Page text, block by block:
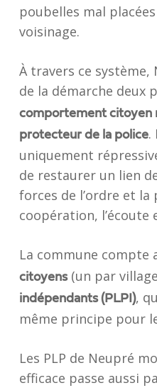
poubelles mal
voisinage.
À travers ce
de la démarche deux
comportement citoyen
protecteur de la police.
uniquement
de restaurer un lien
forces de l’ordre et
coopération, l’écoute
La commune compte
citoyens(un par
indépendants (PLPI),
même principe pour
Les PLP de Neupré
efficace passe aussi